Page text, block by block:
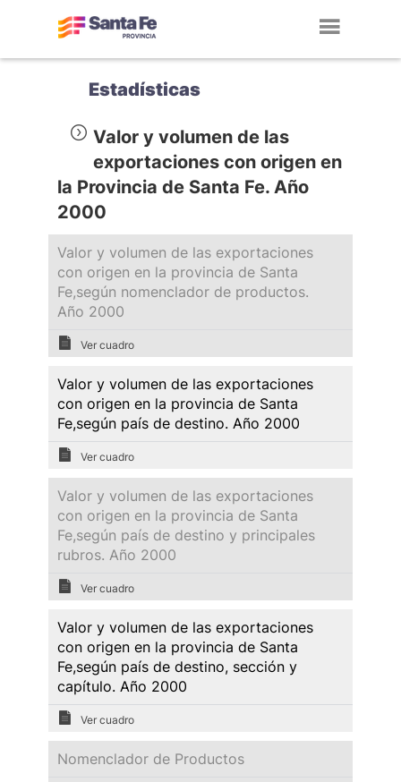
Estadísticas
Valor y volumen de las
exportaciones con origen en
la Provincia de Santa Fe. Año
2000
Valor y volumen de las exportaciones
con origen en la provincia de Santa
Fe,según nomenclador de productos.
Año 2000
Ver cuadro
Valor y volumen de las exportaciones
con origen en la provincia de Santa
Fe,según país de destino. Año 2000
Ver cuadro
Valor y volumen de las exportaciones
con origen en la provincia de Santa
Fe,según país de destino y principales
rubros. Año 2000
Ver cuadro
Valor y volumen de las exportaciones
con origen en la provincia de Santa
Fe,según país de destino, sección y
capítulo. Año 2000
Ver cuadro
Nomenclador de Productos